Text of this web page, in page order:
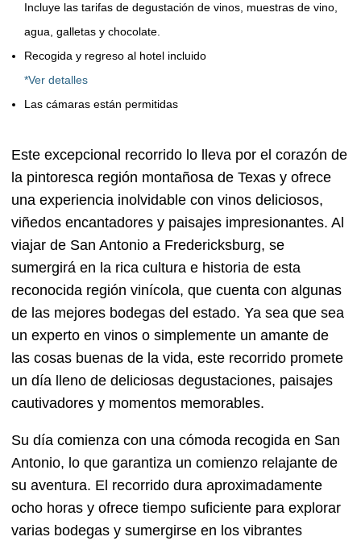
Incluye las tarifas de degustación de vinos, muestras de vino,
agua, galletas y chocolate.
Recogida y regreso al hotel incluido
*Ver detalles
Las cámaras están permitidas
Este excepcional recorrido lo lleva por el corazón de
la pintoresca región montañosa de Texas y ofrece
una experiencia inolvidable con vinos deliciosos,
viñedos encantadores y paisajes impresionantes. Al
viajar de San Antonio a Fredericksburg, se
sumergirá en la rica cultura e historia de esta
reconocida región vinícola, que cuenta con algunas
de las mejores bodegas del estado. Ya sea que sea
un experto en vinos o simplemente un amante de
las cosas buenas de la vida, este recorrido promete
un día lleno de deliciosas degustaciones, paisajes
cautivadores y momentos memorables.
Su día comienza con una cómoda recogida en San
Antonio, lo que garantiza un comienzo relajante de
su aventura. El recorrido dura aproximadamente
ocho horas y ofrece tiempo suficiente para explorar
varias bodegas y sumergirse en los vibrantes